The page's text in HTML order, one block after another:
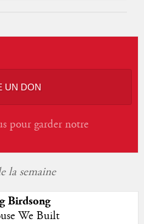
UN DON
pour garder notre
la semaine
Birdsong
We Built